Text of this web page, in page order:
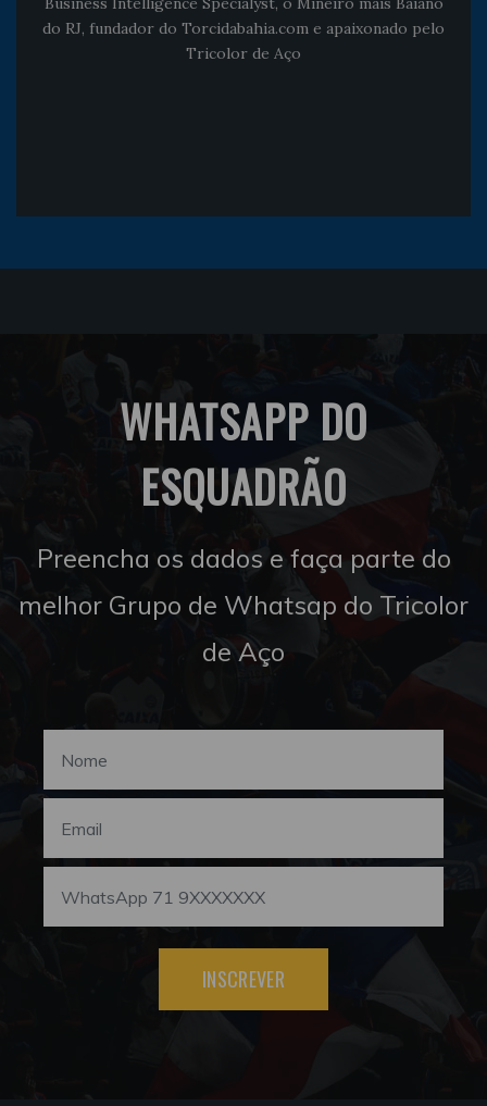
do RJ, fundador do Torcidabahia.com e apaixonado pelo
Tricolor de Aço
WHATSAPP DO
ESQUADRÃO
Preencha os dados e faça parte do
melhor Grupo de Whatsap do Tricolor
de Aço
INSCREVER